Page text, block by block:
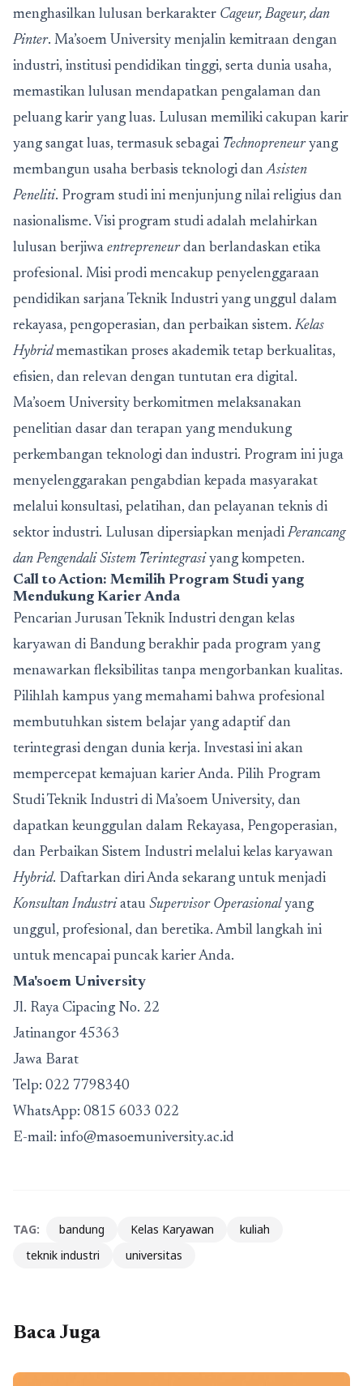
menghasilkan lulusan berkarakter Cageur, Bageur, dan
Pinter. Ma’soem University menjalin kemitraan dengan
industri, institusi pendidikan tinggi, serta dunia usaha,
memastikan lulusan mendapatkan pengalaman dan
peluang karir yang luas. Lulusan memiliki cakupan karir
yang sangat luas, termasuk sebagai Technopreneuryang
membangun usaha berbasis teknologi danAsisten
Peneliti. Program studi ini menjunjung nilai religius dan
nasionalisme. Visi program studi adalah melahirkan
lulusan berjiwa entrepreneurdan berlandaskan etika
profesional. Misi prodi mencakup penyelenggaraan
pendidikan sarjana Teknik Industri yang unggul dalam
rekayasa, pengoperasian, dan perbaikan sistem. Kelas
Hybridmemastikan proses akademik tetap berkualitas,
efisien, dan relevan dengan tuntutan era digital.
Ma’soem University berkomitmen melaksanakan
penelitian dasar dan terapan yang mendukung
perkembangan teknologi dan industri. Program ini juga
menyelenggarakan pengabdian kepada masyarakat
melalui konsultasi, pelatihan, dan pelayanan teknis di
sektor industri. Lulusan dipersiapkan menjadi Perancang
dan Pengendali Sistem Terintegrasi yang kompeten.
Call to Action: Memilih Program Studi yang
Mendukung Karier Anda
Pencarian Jurusan Teknik Industri dengan kelas
karyawan di Bandung berakhir pada program yang
menawarkan fleksibilitas tanpa mengorbankan kualitas.
Pilihlah kampus yang memahami bahwa profesional
membutuhkan sistem belajar yang adaptif dan
terintegrasi dengan dunia kerja. Investasi ini akan
mempercepat kemajuan karier Anda. Pilih Program
Studi Teknik Industri di Ma’soem University, dan
dapatkan keunggulan dalam Rekayasa, Pengoperasian,
dan Perbaikan Sistem Industri melalui kelas karyawan
Hybrid. Daftarkan diri Anda sekarang untuk menjadi
Konsultan Industri atau Supervisor Operasionalyang
unggul, profesional, dan beretika. Ambil langkah ini
untuk mencapai puncak karier Anda.
Ma'soem University
Jl. Raya Cipacing No. 22
Jatinangor 45363
Jawa Barat
Telp: 022 7798340
WhatsApp: 0815 6033 022
E-mail: info@masoemuniversity.ac.id
TAG: bandung Kelas Karyawan
kuliah
teknik industri
universitas
Baca Juga